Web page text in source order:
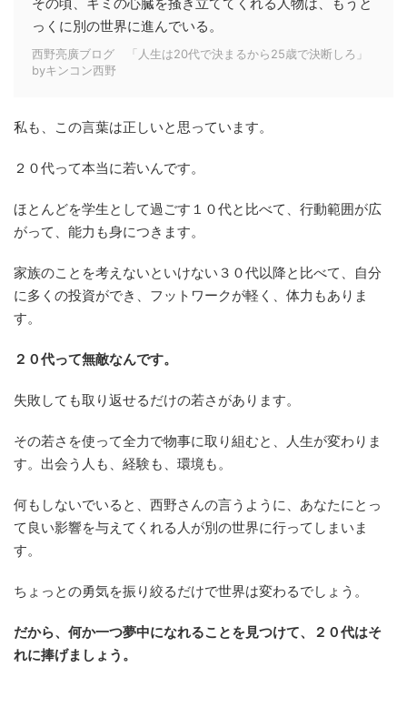
っくに別の世界に進んでいる。
西野亮廣ブログ 「人生は20代で決まるから25歳で決断しろ」
byキンコン西野
私も、この言葉は正しいと思っています。
２０代って本当に若いんです。
ほとんどを学生として過ごす１０代と比べて、行動範囲が広
がって、能力も身につきます。
家族のことを考えないといけない３０代以降と比べて、自分
に多くの投資ができ、フットワークが軽く、体力もありま
す。
２０代って無敵なんです。
失敗しても取り返せるだけの若さがあります。
その若さを使って全力で物事に取り組むと、人生が変わりま
す。出会う人も、経験も、環境も。
何もしないでいると、西野さんの言うように、あなたにとっ
て良い影響を与えてくれる人が別の世界に行ってしまいま
す。
ちょっとの勇気を振り絞るだけで世界は変わるでしょう。
だから、何か一つ夢中になれることを見つけて、２０代はそ
れに捧げましょう。